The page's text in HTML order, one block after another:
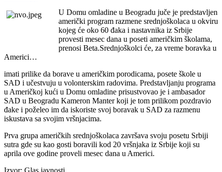
U Domu omladine u Beogradu juče je predstavljen
američki program razmene srednjoškolaca u okviru
kojeg će oko 60 đaka i nastavnika iz Srbije
provesti mesec dana u poseti američkim školama,
prenosi Beta.Srednjoškolci će, za vreme boravka u
Americi…
imati prilike da borave u američkim porodicama, posete škole u
SAD i učestvuju u volonterskim radovima. Predstavljanju programa
u Američkoj kući u Domu omladine prisustvovao je i ambasador
SAD u Beogradu Kameron Manter koji je tom prilikom pozdravio
đake i poželeo im da iskoriste svoj boravak u SAD za razmenu
iskustava sa svojim vršnjacima.
Prva grupa američkih srednjoškolaca završava svoju posetu Srbiji
sutra gde su kao gosti boravili kod 20 vršnjaka iz Srbije koji su
aprila ove godine proveli mesec dana u Americi.
Izvor: Glas javnosti